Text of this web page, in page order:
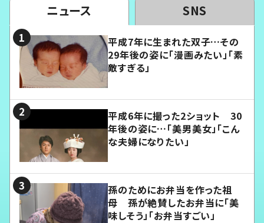
ニュース SNS
平成7年に生まれた双子…その
29年後の姿に「漫画みたい」「素
敵すぎる」
平成6年に撮った2ショット 30
年後の姿に…「美男美女」「こん
な夫婦になりたい」
孫のためにお弁当を作った祖
母 孫が絶賛したお弁当に「美
味しそう」「お弁当すごい」